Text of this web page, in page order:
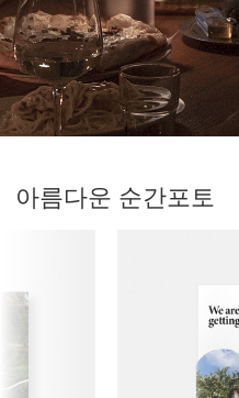
아름다운 순간포토